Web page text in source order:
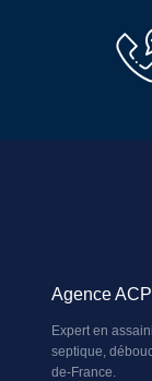
Agence
Expert en
septique,
de-France.